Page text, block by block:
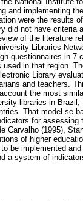
and implementing
were the results
did not have criteria
of the literature
Libraries
questionnaires in 7
in that region.
Library
and teachers.
the most
libraries in
That model se
for assessing
Carvalho (1995),
of higher
be implemented
a system of